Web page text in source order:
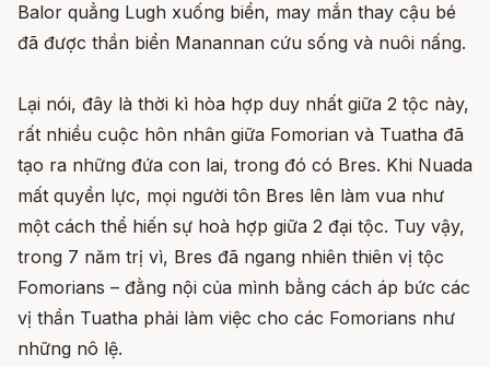
Balor quẳng Lugh xuống biển, may mắn thay cậu bé
đã được thần biển Manannan cứu sống và nuôi nấng.
Lại nói, đây là thời kì hòa hợp duy nhất giữa 2 tộc này,
rất nhiều cuộc hôn nhân giữa Fomorian và Tuatha đã
tạo ra những đứa con lai, trong đó có Bres. Khi Nuada
mất quyền lực, mọi người tôn Bres lên làm vua như
một cách thể hiến sự hoà hợp giữa 2 đại tộc. Tuy vậy,
trong 7 năm trị vì, Bres đã ngang nhiên thiên vị tộc
Fomorians – đằng nội của mình bằng cách áp bức các
vị thần Tuatha phải làm việc cho các Fomorians như
những nô lệ.